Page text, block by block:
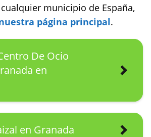
municipio de España,
página principal.
De Ocio
en
en Granada